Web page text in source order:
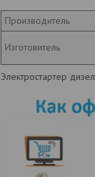
Производитель
Изготовитель
Электростартер